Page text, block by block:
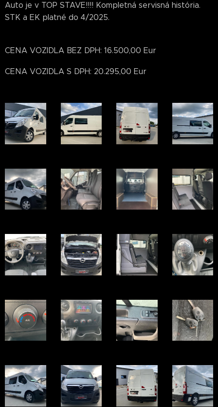
Auto je v TOP STAVE!!!! Kompletná servisná história.
STK a EK platné do 4/2025.
CENA VOZIDLA BEZ DPH: 16.500,00 Eur
CENA VOZIDLA S DPH: 20.295,00 Eur